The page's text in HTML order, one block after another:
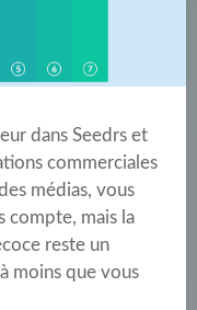
dans Seedrs et
commerciales
médias, vous
compte, mais la
reste un
moins que vous